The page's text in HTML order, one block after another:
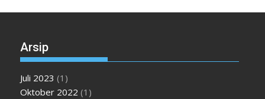
Arsip
Juli 2023 (1)
Oktober 2022 (1)